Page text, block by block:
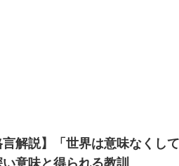
言解説】「世界は意味なく
意味と得られる教訓